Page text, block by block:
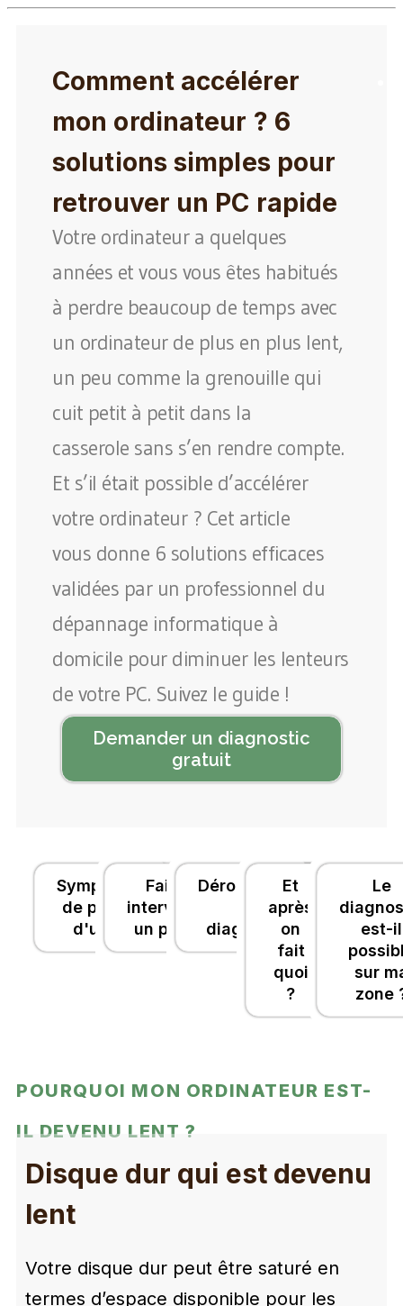
Comment accélérer
mon ordinateur ? 6
solutions simples pour
retrouver un PC rapide
Votre ordinateur a quelques
années et vous vous êtes habitués
à perdre beaucoup de temps avec
un ordinateur de plus en plus lent,
un peu comme la grenouille qui
cuit petit à petit dans la
casserole sans s’en rendre compte.
Et s’il était possible d’accélérer
votre ordinateur ? Cet article
vous donne 6 solutions efficaces
validées par un professionnel du
dépannage informatique à
domicile pour diminuer les lenteurs
de votre PC. Suivez le guide !
Demander un diagnostic
gratuit
Symptômes
de pannes
d'un PC
Faire
intervenir
un pro ?
Déroulement
diagnostic
Et
après
on
fait
quoi
?
Le
est-il
sur
zone
POURQUOI MON ORDINATEUR EST-
IL DEVENU LENT ?
Disque dur qui est devenu
lent
Votre disque dur peut être saturé en
termes d’espace disponible pour les